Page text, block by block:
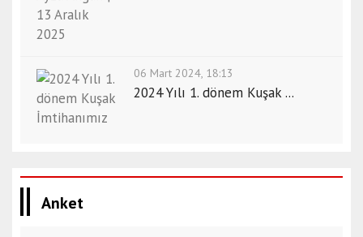
06 Mart 2024, 18:13
2024 Yılı 1. dönem Kuşak ...
Anket